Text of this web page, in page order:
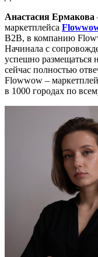
Анастасия Ермакова
маркетплейса
B2B, в компанию
Начинала с
успешно размещаться
сейчас полностью
Flowwow –
в 1000 городах по